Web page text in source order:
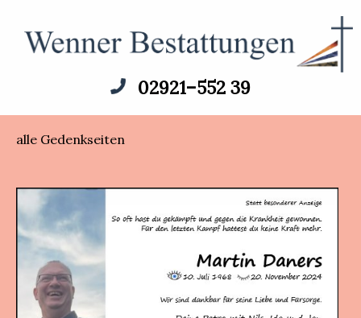
02921–552 39
alle Gedenkseiten